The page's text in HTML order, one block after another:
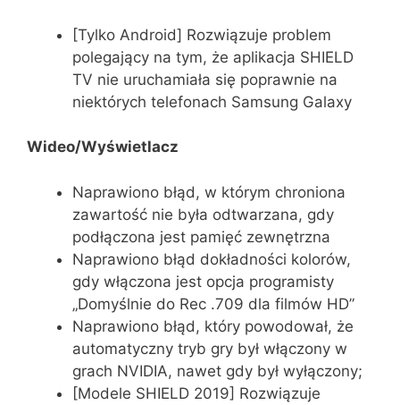
[Tylko Android] Rozwiązuje problem
polegający na tym, że aplikacja SHIELD
TV nie uruchamiała się poprawnie na
niektórych telefonach Samsung Galaxy
Wideo/Wyświetlacz
Naprawiono błąd, w którym chroniona
zawartość nie była odtwarzana, gdy
podłączona jest pamięć zewnętrzna
Naprawiono błąd dokładności kolorów,
gdy włączona jest opcja programisty
„Domyślnie do Rec .709 dla filmów HD”
Naprawiono błąd, który powodował, że
automatyczny tryb gry był włączony w
grach NVIDIA, nawet gdy był wyłączony;
[Modele SHIELD 2019] Rozwiązuje